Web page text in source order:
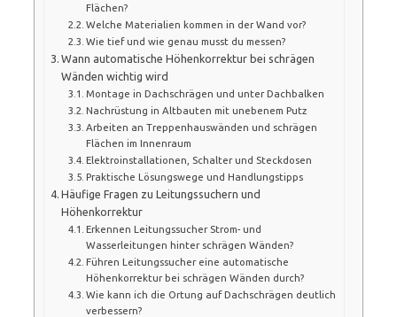
Flächen?
Welche Materialien kommen in der Wand vor?
Wie tief und wie genau musst du messen?
Wann automatische Höhenkorrektur bei schrägen
Wänden wichtig wird
Montage in Dachschrägen und unter Dachbalken
Nachrüstung in Altbauten mit unebenem Putz
Arbeiten an Treppenhauswänden und schrägen
Flächen im Innenraum
Elektroinstallationen, Schalter und Steckdosen
Praktische Lösungswege und Handlungstipps
Häufige Fragen zu Leitungssuchern und
Höhenkorrektur
Erkennen Leitungssucher Strom- und
Wasserleitungen hinter schrägen Wänden?
Führen Leitungssucher eine automatische
Höhenkorrektur bei schrägen Wänden durch?
Wie kann ich die Ortung auf Dachschrägen deutlich
verbessern?